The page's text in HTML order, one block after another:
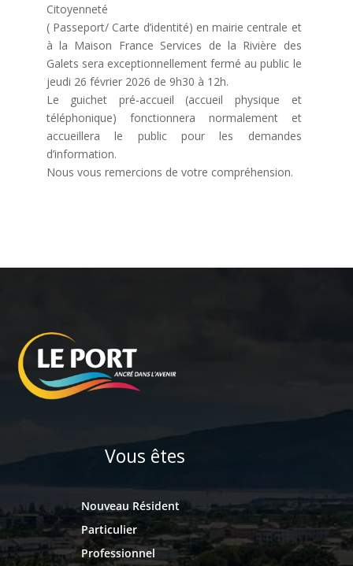
Citoyenneté
( Passeport/ Carte d’identité) en mairie centrale et
à la Maison France Services de la Rivière des
Galets sera exceptionnellement fermé au public le
jeudi 26 février 2026 de 9h30 à 12h.
Le guichet pré-accueil (accueil physique et
téléphonique) fonctionnera normalement et
accueillera le public pour les demandes
d’information.
Nous vous remercions de votre compréhension.
Vous êtes
Nouveau Résident
Particulier
Professionnel